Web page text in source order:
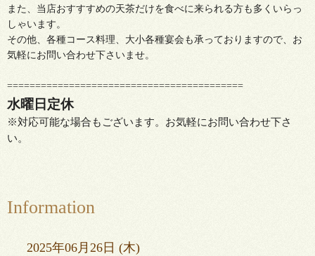
また、当店おすすすめの天茶だけを食べに来られる方も多くいらっ
しゃいます。
その他、各種コース料理、大小各種宴会も承っておりますので、お
気軽にお問い合わせ下さいませ。
==========================================
水曜日定休
※対応可能な場合もございます。お気軽にお問い合わせ下さ
い。
Information
2025年06月 26 日 (木)